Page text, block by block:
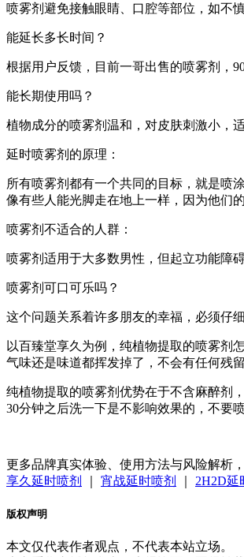
喷雾剂避免接触眼睛、口腔等部位，如不
能延长多长时间？
根据用户反馈，目前一哥出售的喷雾剂，
能长期使用吗？
植物成分的喷雾剂温和，对皮肤刺激小，
延时喷雾剂的原理：
所有喷雾剂都有一个共同的目标，就是喷
像有些人能光脚走在地上一样，因为他们
喷雾剂不适合的人群：
喷雾剂适用于大多数男性，但起立功能障
喷雾剂可口可乐吗？
这个问题关系着许多朋友的幸福，必须仔
以百臻堂享久为例，纯植物提取的喷雾剂
气味还是味道都挥发掉了，不会有任何残
纯植物提取的喷雾剂优势在于不含麻醉剂
30分钟之后洗一下是不影响效果的，不要
更多品牌真实体验、使用方法与风险解析
享久延时喷剂
宵战延时喷剂 2H2D延
版权声明
本文仅代表作者观点，不代表本站立场。